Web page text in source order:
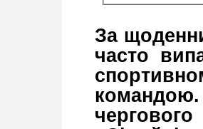
За
часто